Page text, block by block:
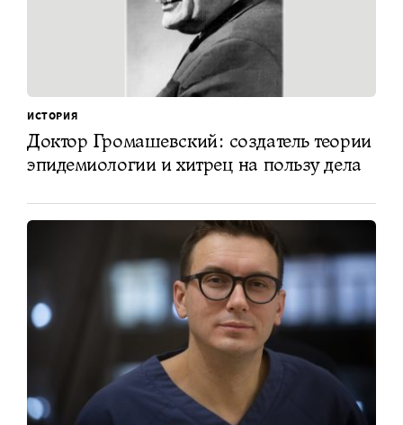
ИСТОРИЯ
Доктор Громашевский: создатель теории
эпидемиологии и хитрец на пользу дела